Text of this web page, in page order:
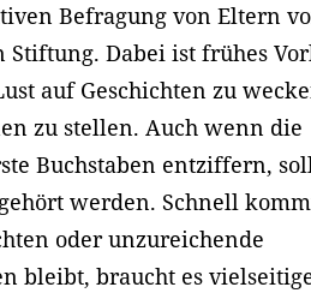
Befragung von Eltern
Stiftung. Dabei ist frühes
auf Geschichten zu
zu stellen. Auch wenn die
Buchstaben entziffern,
werden. Schnell
oder unzureichende
bleibt, braucht es